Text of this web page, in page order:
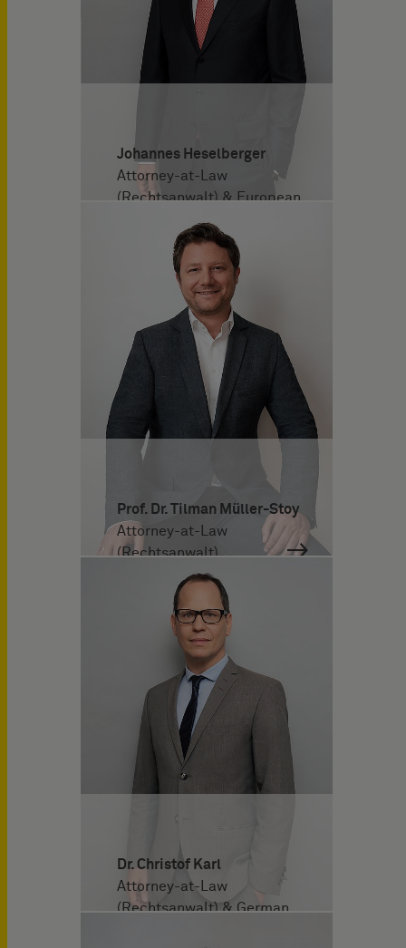
Johannes Heselberger
Attorney-at-Law
(Rechtsanwalt) & European
Patent Attorney
Prof. Dr. Tilman Müller-Stoy
Attorney-at-Law
(Rechtsanwalt)
Dr. Christof Karl
Attorney-at-Law
(Rechtsanwalt) & German